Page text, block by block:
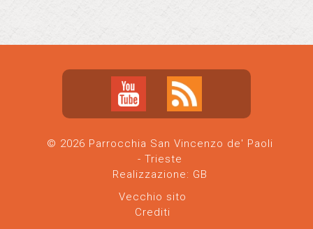
© 2026 Parrocchia San Vincenzo de' Paoli
- Trieste
Realizzazione: GB
Vecchio sito
Crediti